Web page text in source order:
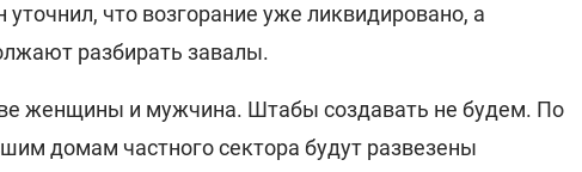
уточнил, что возгорание уже ликвидировано, а
разбирать завалы.
женщины и мужчина. Штабы создавать не будем. По
домам частного сектора будут развезены